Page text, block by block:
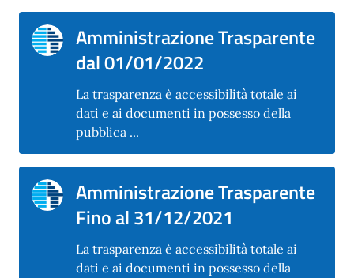
Amministrazione Trasparente
dal 01/01/2022
La trasparenza è accessibilità totale ai
dati e ai documenti in possesso della
pubblica ...
Amministrazione Trasparente
Fino al 31/12/2021
La trasparenza è accessibilità totale ai
dati e ai documenti in possesso della